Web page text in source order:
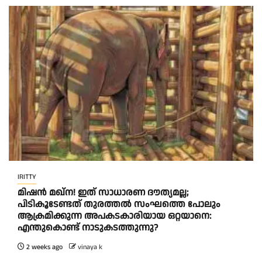
IRITTY
മിഷൻ മഖ്ന! ഇത് സാധാരണ ദൗത്യമല്ല;
പിടികൂടേണ്ടത് തുരത്തൽ സംഘത്തെ പോലും
ആക്രമിക്കുന്ന അപകടകാരിയായ ഒറ്റയാനെ:
എന്തുകൊണ്ട് നാടുകടത്തുന്നു?
2 weeks ago vinaya k